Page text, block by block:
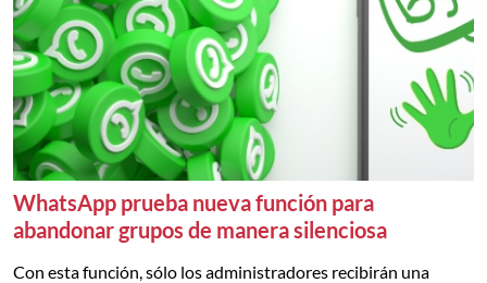
WhatsApp prueba nueva función para
abandonar grupos de manera silenciosa
Con esta función, sólo los administradores recibirán una